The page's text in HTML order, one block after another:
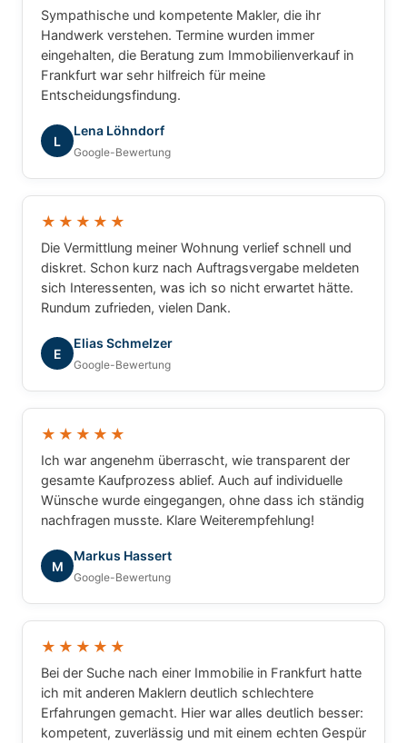
zuverlässigen, engagierten und vertrauenswürdigen
Immobilienpartner sucht, ist bei GRUNDUM
Immobilien bestens aufgehoben. Eine klare
Empfehlung – vielen Dank für die ausgezeichnete
Zusammenarbeit!
Sympathische und kompetente Makler, die ihr
Handwerk verstehen. Termine wurden immer
eingehalten, die Beratung zum Immobilienverkauf in
Frankfurt war sehr hilfreich für meine
Entscheidungsfindung.
L
Lena Löhndorf
Google-Bewertung
★★★★★
Die Vermittlung meiner Wohnung verlief schnell und
diskret. Schon kurz nach Auftragsvergabe meldeten
sich Interessenten, was ich so nicht erwartet hätte.
Rundum zufrieden, vielen Dank.
E
Elias Schmelzer
Google-Bewertung
★★★★★
Ich war angenehm überrascht, wie transparent der
gesamte Kaufprozess ablief. Auch auf individuelle
Wünsche wurde eingegangen, ohne dass ich ständig
nachfragen musste. Klare Weiterempfehlung!
M
Markus Hassert
Google-Bewertung
★★★★★
Bei der Suche nach einer Immobilie in Frankfurt hatte
ich mit anderen Maklern deutlich schlechtere
Erfahrungen gemacht. Hier war alles deutlich besser:
kompetent, zuverlässig und mit einem echten Gespür